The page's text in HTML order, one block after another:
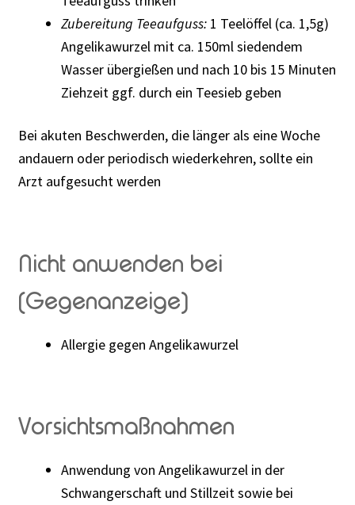
Zubereitung Teeaufguss:1 Teelöffel (ca. 1,5g)
Angelikawurzel mit ca. 150ml siedendem
Wasser übergießen und nach 10 bis 15 Minuten
Ziehzeit ggf. durch ein Teesieb geben
Bei akuten Beschwerden, die länger als eine Woche
andauern oder periodisch wiederkehren, sollte ein
Arzt aufgesucht werden
Nicht anwenden bei
(Gegenanzeige)
Allergie gegen Angelikawurzel
Vorsichtsmaßnahmen
Anwendung von Angelikawurzel in der
Schwangerschaft und Stillzeit sowie bei